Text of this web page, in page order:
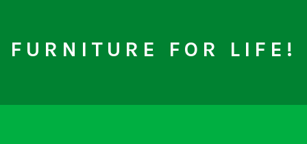
FURNITURE FOR LIFE!